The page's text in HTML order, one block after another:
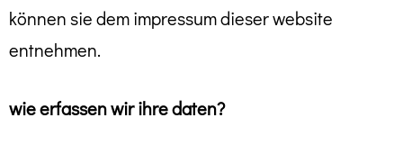
können sie dem impressum dieser website
entnehmen.
wie erfassen wir ihre daten?